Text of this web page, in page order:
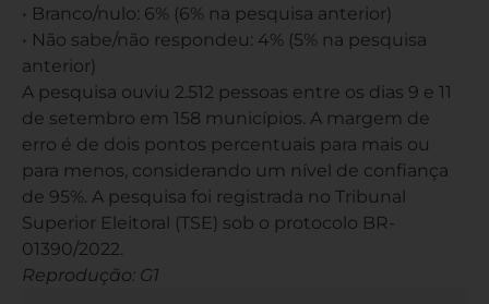
• Branco/nulo: 6% (6% na pesquisa anterior)
• Não sabe/não respondeu: 4% (5% na pesquisa
anterior)
A pesquisa ouviu 2.512 pessoas entre os dias 9 e 11
de setembro em 158 municípios. A margem de
erro é de dois pontos percentuais para mais ou
para menos, considerando um nível de confiança
de 95%. A pesquisa foi registrada no Tribunal
Superior Eleitoral (TSE) sob o protocolo BR-
01390/2022.
Reprodução: G1